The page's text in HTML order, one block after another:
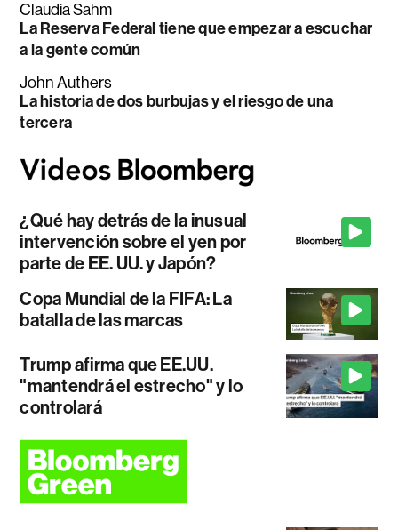
Claudia Sahm
La Reserva Federal tiene que empezar a escuchar
a la gente común
John Authers
La historia de dos burbujas y el riesgo de una
tercera
¿Qué hay detrás de la inusual
intervención sobre el yen por
parte de EE. UU. y Japón?
Copa Mundial de la FIFA: La
batalla de las marcas
Trump afirma que EE.UU.
"mantendrá el estrecho" y lo
controlará